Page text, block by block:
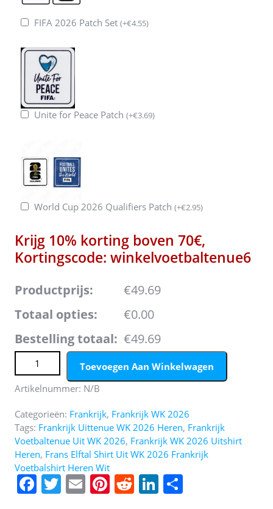
FIFA 2026 Patch Set (+€4.55)
Unite for Peace Patch (+€3.69)
World Cup 2026 Qualifiers Patch (+€2.95)
Krijg 10% korting boven 70€,
Kortingscode: winkelvoetbaltenue6
Productprijs:
€49.69
Totaal opties:
€0.00
Bestelling totaal: €49.69
Frankrijk Uittenue WK 2026 Heren - Voetbalset (Shirt +
Broekje) aantal
Toevoegen Aan Winkelwagen
Artikelnummer: N/B
Categorieën: Frankrijk, Frankrijk WK 2026
Tags: Frankrijk Uittenue WK 2026 Heren, Frankrijk
Voetbaltenue Uit WK 2026, Frankrijk WK 2026 Uitshirt
Heren, Frans Elftal Shirt Uit WK 2026 Frankrijk
Voetbalshirt Heren Wit
F T E Pi R Li